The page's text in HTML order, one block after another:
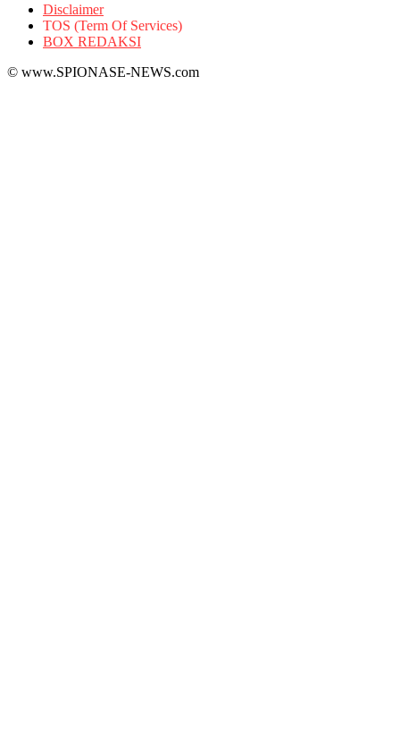
Disclaimer
TOS (Term Of Services)
BOX REDAKSI
© www.SPIONASE-NEWS.com